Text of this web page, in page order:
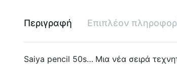
Περιγραφή Επιπλέον
Saiya pencil 50s… Μια νέα σειρά